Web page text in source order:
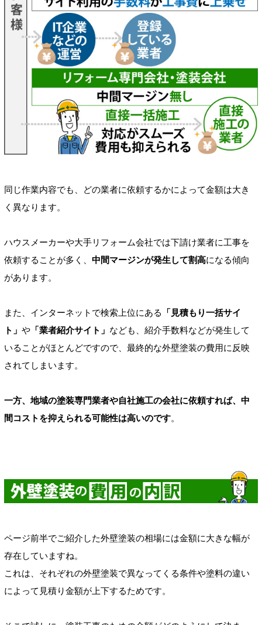
同じ作業内容でも、どの業者に依頼するかによって金額は大き
く異なります。
ハウスメーカーや大手リフォーム会社では下請け業者に工事を
依頼することが多く、 中間マージンが発生して割高になる傾向
があります。
また、インターネットで検索上位にある
「見積もり一括サイ
ト」 や 「業者紹介サイト」 なども、紹介手数料などが発生して
いることがほとんどですので、最終的な外壁塗装の費用に反映
されてしまいます。
一方、地域の塗装専門業者や自社施工の会社に依頼すれば、中
間コストを抑えられる可能性は高いのです。
ページ前半でご紹介した外壁塗装の相場には金額に大きな幅が
存在していますね。
これは、それぞれの外壁塗装で異なってくる条件や塗料の違い
によって見積り金額が上下するためです。